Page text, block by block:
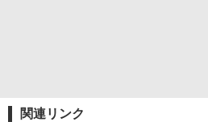
関連リンク